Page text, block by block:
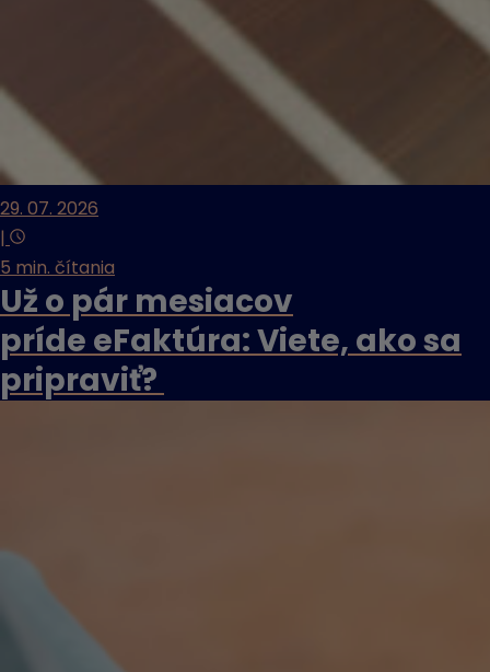
29. 07. 2026
|
5 min. čítania
Už o pár mesiacov
príde eFaktúra: Viete, ako sa
pripraviť?